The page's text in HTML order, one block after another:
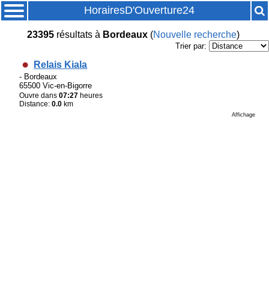
HorairesD'Ouverture24
23395résultatsà Bordeaux(Nouvelle recherche)
Trier par:
Relais Kiala
- Bordeaux
65500 Vic-en-Bigorre
Ouvre dans07:27 heures
Distance:0.0 km
Affichage